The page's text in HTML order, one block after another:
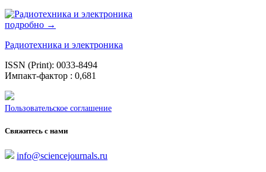
подробно →
Радиотехника и электроника
ISSN (Print): 0033-8494
Импакт-фактор : 0,681
Пользовательское соглашение
Свяжитесь с нами
info@sciencejournals.ru